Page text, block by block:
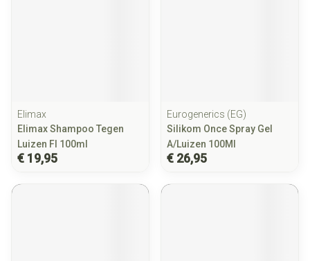
Elimax
Elimax Shampoo Tegen
Luizen Fl 100ml
€ 19,95
Eurogenerics (EG)
Silikom Once Spray Gel
A/Luizen 100Ml
€ 26,95